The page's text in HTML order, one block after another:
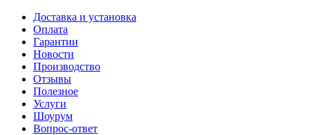
Доставка и установка
Оплата
Гарантии
Новости
Производство
Отзывы
Полезное
Услуги
Шоурум
Вопрос-ответ